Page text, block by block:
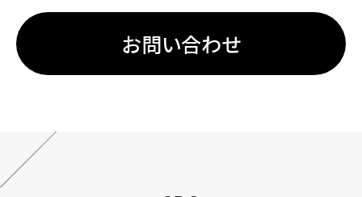
お問い合わせ